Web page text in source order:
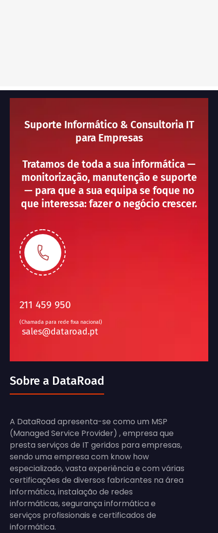
Suporte Informático & Consultoria IT
para Empresas
Tratamos de toda a sua informática —
monitorização, manutenção e suporte
— para que a sua equipa se foque no
que interessa: fazer o negócio crescer.
211 459 950
(Chamada para rede fixa nacional)
sales@dataroad.pt
Sobre a DataRoad
A DataRoad apresenta-se como um MSP
(Managed Service Provider) , empresa que
presta serviços de IT geridos para empresas,
sendo uma empresa com know how
especializado, vasta experiência e com várias
certificações de diversos fabricantes na área
informática, instalação de redes
informáticas, segurança informática e
serviços profissionais e certificados de
informática.